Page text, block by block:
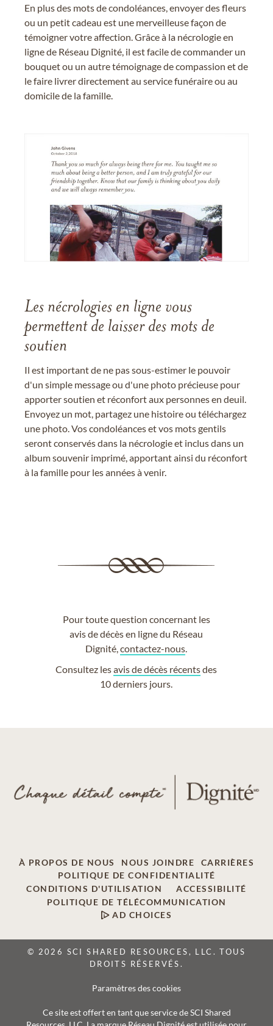
En plus des mots de condoléances, envoyer des fleurs
ou un petit cadeau est une merveilleuse façon de
témoigner votre affection. Grâce à la nécrologie en
ligne de Réseau Dignité, il est facile de commander un
bouquet ou un autre témoignage de compassion et de
le faire livrer directement au service funéraire ou au
domicile de la famille.
Les nécrologies en ligne vous
permettent de laisser des mots de
soutien
Il est important de ne pas sous-estimer le pouvoir
d'un simple message ou d'une photo précieuse pour
apporter soutien et réconfort aux personnes en deuil.
Envoyez un mot, partagez une histoire ou téléchargez
une photo. Vos condoléances et vos mots gentils
seront conservés dans la nécrologie et inclus dans un
album souvenir imprimé, apportant ainsi du réconfort
à la famille pour les années à venir.
Pour toute question concernant les
avis de décès en ligne du Réseau
Dignité,contactez-nous
Consultez lesavis de décès récentsdes
10 derniers jours.
À PROPOS DE NOUS NOUS JOINDRE
CARRIÈRES
POLITIQUE DE CONFIDENTIALITÉ
CONDITIONS D'UTILISATION
ACCESSIBILITÉ
POLITIQUE DE TÉLÉCOMMUNICATION
AD CHOICES
© 2026 SCI SHARED RESOURCES, LLC. TOUS
DROITS RÉSERVÉS.
Paramètres des cookies
Ce site est offert en tant que service de SCI Shared